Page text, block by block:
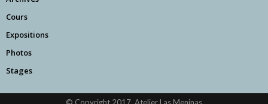
Cours
Expositions
Photos
Stages